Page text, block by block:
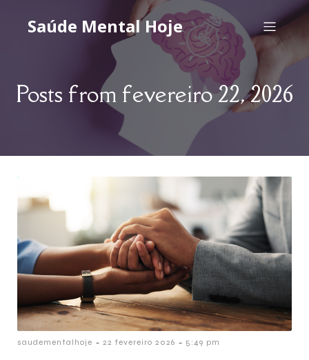
Saúde Mental Hoje
Posts from fevereiro 22, 2026
saudementalhoje - 22 fevereiro 2026 - 5:49 pm